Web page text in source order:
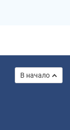
В начало